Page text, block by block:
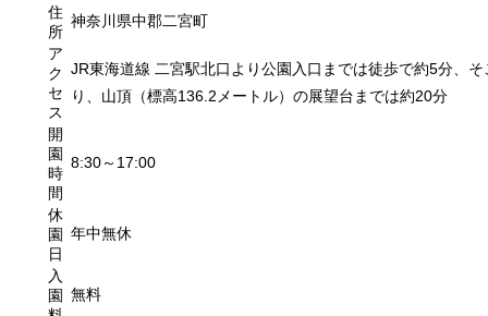
住
所
神奈川県中郡二宮町
ア
ク
セ
ス
JR東海道線 二宮駅北口より公園入口までは徒歩で約5分、
り、山頂（標高136.2メートル）の展望台までは約20分
開
園
時
間
8:30～17:00
休
園
日
年中無休
入
園 無料